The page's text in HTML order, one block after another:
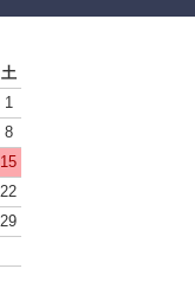
土
1
8
15
22
29